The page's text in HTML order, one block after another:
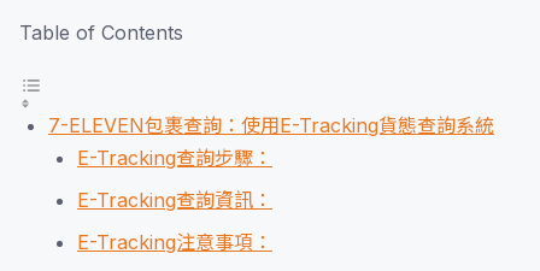
Table of Contents
7-ELEVEN包裹查詢：使用E-Tracking貨態查詢系統
E-Tracking查詢步驟：
E-Tracking查詢資訊：
E-Tracking注意事項：